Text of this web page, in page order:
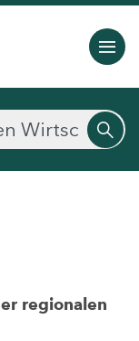
regionalen